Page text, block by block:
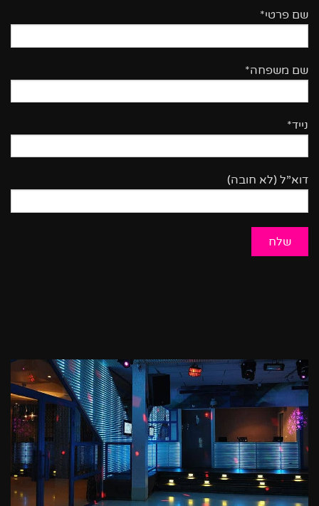
שם פרטי*
שם משפחה*
נייד*
דוא”ל (לא חובה)